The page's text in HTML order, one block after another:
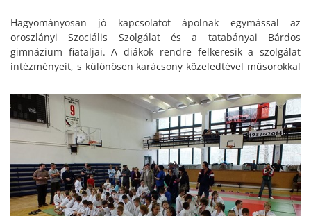
Hagyományosan jó kapcsolatot ápolnak egymással az
oroszlányi Szociális Szolgálat és a tatabányai Bárdos
gimnázium fiataljai. A diákok rendre felkeresik a szolgálat
intézményeit, s különösen karácsony közeledtével műsorokkal
arra is volt már példa, hogy az általuk készített süteményekkel
és alkoholmentes punccsal kínálták a hajléktalan embereket.